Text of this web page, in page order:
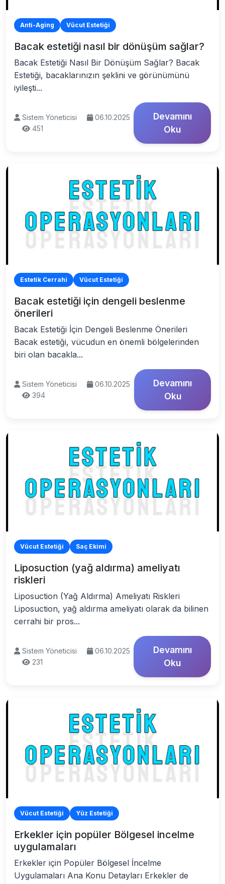
Anti-Aging Vücut Estetiği
Bacak estetiği nasıl bir dönüşüm sağlar?
Bacak Estetiği Nasıl Bir Dönüşüm Sağlar? Bacak
Estetiği, bacaklarınızın şeklini ve görünümünü
iyileşti...
Sistem Yöneticisi
06.10.2025
451
Devamını
Oku
Estetik Cerrahi Vücut Estetiği
Bacak estetiği için dengeli beslenme
önerileri
Bacak Estetiği İçin Dengeli Beslenme Önerileri
Bacak estetiği, vücudun en önemli bölgelerinden
biri olan bacakla...
Sistem Yöneticisi
06.10.2025
394
Devamını
Oku
Vücut Estetiği Saç Ekimi
Liposuction (yağ aldırma) ameliyatı
riskleri
Liposuction (Yağ Aldırma) Ameliyatı Riskleri
Liposuction, yağ aldırma ameliyatı olarak da bilinen
cerrahi bir pros...
Sistem Yöneticisi
06.10.2025
231
Devamını
Oku
Vücut Estetiği Yüz Estetiği
Erkekler için popüler Bölgesel incelme
uygulamaları
Erkekler için Popüler Bölgesel İncelme
Uygulamaları Ana Konu Detayları Erkekler de